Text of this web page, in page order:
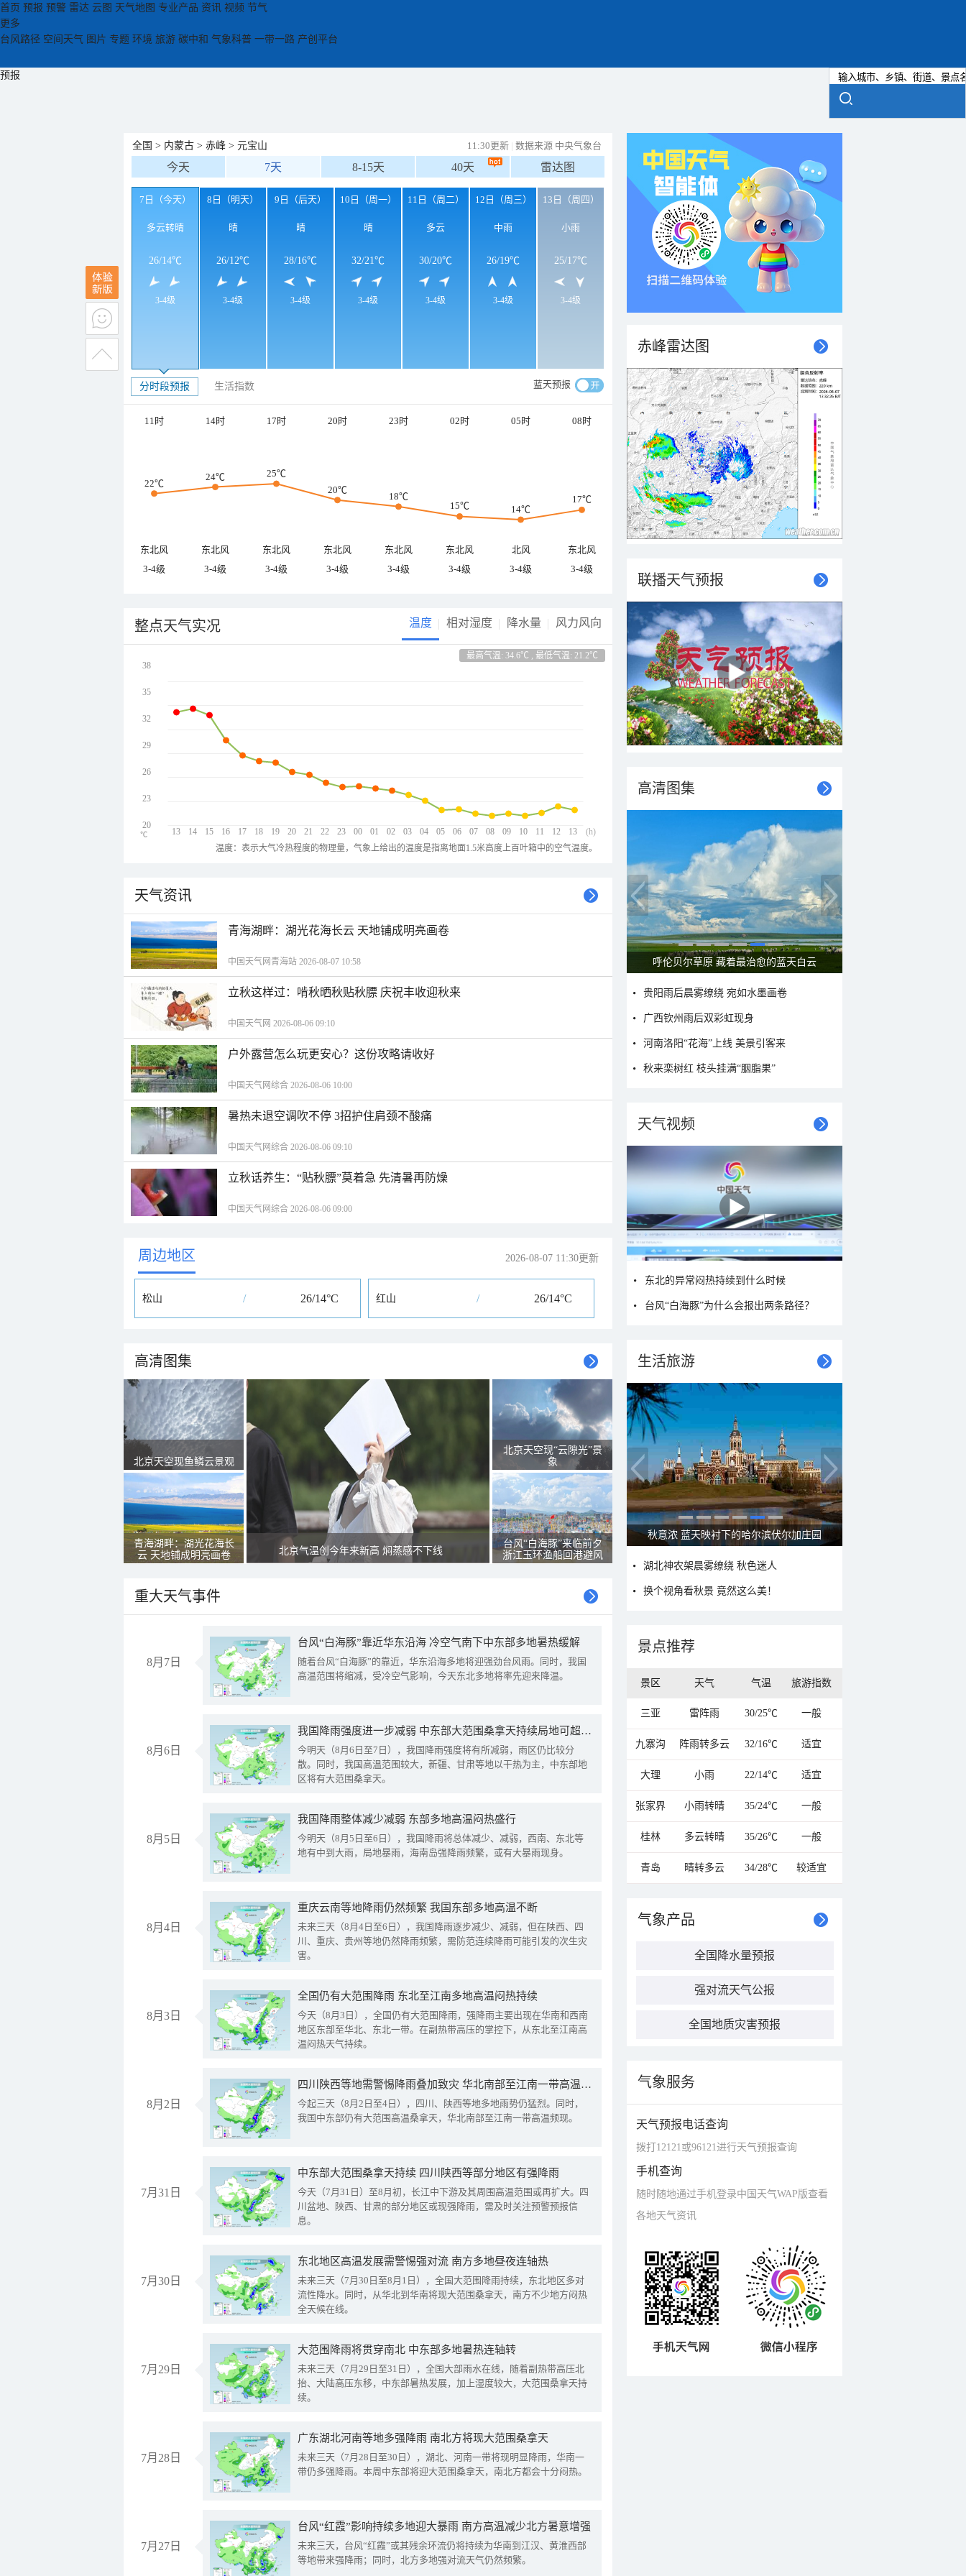
首页 预报 预警 雷达 云图 天气地图 专业产品 资讯 视频 节气
更多
台风路径 空间天气 图片 专题 环境 旅游 碳中和 气象科普 一带一路 产创平台
预报
全国 > 内蒙古 > 赤峰 > 元宝山 11:30更新 | 数据来源 中央气象台
今天 7天 8-15天 40天 雷达图
7日（今天）
多云转晴
26/14℃
3-4级
8日（明天）
晴
26/12℃
3-4级
9日（后天）
晴
28/16℃
3-4级
10日（周一）
晴
32/21℃
3-4级
11日（周二）
多云
30/20℃
3-4级
12日（周三）
中雨
26/19℃
3-4级
13日（周四）
小雨
25/17℃
3-4级
分时段预报 生活指数 蓝天预报
11时 14时 17时 20时 23时 02时 05时 08时
22℃
24℃
25℃
20℃
18℃
15℃
14℃
17℃
东北风 东北风 东北风 东北风 东北风 东北风 北风
东北风
3-4级
3-4级 3-4级 3-4级 3-4级 3-4级 3-4级 3-4级
整点天气实况 温度 相对湿度 降水量 风力风向
最高气温: 34.6℃ , 最低气温: 21.2℃
13 14 15 16 17 18 19 20 21 22 23 00 01 02 03 04 05 06 07 08 09 10 11 12 13
38
35
32
29
26
23
20
(h)
℃
温度：表示大气冷热程度的物理量，气象上给出的温度是指离地面1.5米高度上百叶箱中的空气温度。
天气资讯
青海湖畔：湖光花海长云 天地铺成明亮画卷
中国天气网青海站 2026-08-07 10:58
立秋这样过：啃秋晒秋贴秋膘 庆祝丰收迎秋来
中国天气网 2026-08-06 09:10
户外露营怎么玩更安心？这份攻略请收好
中国天气网综合 2026-08-06 10:00
暑热未退空调吹不停 3招护住肩颈不酸痛
中国天气网综合 2026-08-06 09:10
立秋话养生：“贴秋膘”莫着急 先清暑再防燥
中国天气网综合 2026-08-06 09:00
周边地区 2026-08-07 11:30更新
松山 / 26/14°C 红山 / 26/14°C
高清图集
北京天空现鱼鳞云景观
青海湖畔：湖光花海长
云 天地铺成明亮画卷
北京气温创今年来新高 焖蒸感不下线
北京天空现“云隙光”景
象
台风“白海豚”来临前夕
浙江玉环渔船回港避风
重大天气事件
8月7日
台风“白海豚”靠近华东沿海 冷空气南下中东部多地暑热缓解
随着台风“白海豚”的靠近，华东沿海多地将迎强劲台风雨。同时，我国
高温范围将缩减，受冷空气影响，今天东北多地将率先迎来降温。
8月6日
我国降雨强度进一步减弱 中东部大范围桑拿天持续局地可超38℃
今明天（8月6日至7日），我国降雨强度将有所减弱，雨区仍比较分
散。同时，我国高温范围较大，新疆、甘肃等地以干热为主，中东部地
区将有大范围桑拿天。
8月5日
我国降雨整体减少减弱 东部多地高温闷热盛行
今明天（8月5日至6日），我国降雨将总体减少、减弱，西南、东北等
地有中到大雨，局地暴雨，海南岛强降雨频繁，或有大暴雨现身。
8月4日
重庆云南等地降雨仍然频繁 我国东部多地高温不断
未来三天（8月4日至6日），我国降雨逐步减少、减弱，但在陕西、四
川、重庆、贵州等地仍然降雨频繁，需防范连续降雨可能引发的次生灾
害。
8月3日
全国仍有大范围降雨 东北至江南多地高温闷热持续
今天（8月3日），全国仍有大范围降雨，强降雨主要出现在华南和西南
地区东部至华北、东北一带。在副热带高压的掌控下，从东北至江南高
温闷热天气持续。
8月2日
四川陕西等地需警惕降雨叠加致灾 华北南部至江南一带高温频现
今起三天（8月2日至4日），四川、陕西等地多地雨势仍猛烈。同时，
我国中东部仍有大范围高温桑拿天，华北南部至江南一带高温频现。
7月31日
中东部大范围桑拿天持续 四川陕西等部分地区有强降雨
今天（7月31日）至8月初，长江中下游及其周围高温范围或再扩大。四
川盆地、陕西、甘肃的部分地区或现强降雨，需及时关注预警预报信
息。
7月30日
东北地区高温发展需警惕强对流 南方多地昼夜连轴热
未来三天（7月30日至8月1日），全国大范围降雨持续，东北地区多对
流性降水。同时，从华北到华南将现大范围桑拿天，南方不少地方闷热
全天候在线。
7月29日
大范围降雨将贯穿南北 中东部多地暑热连轴转
未来三天（7月29日至31日），全国大部雨水在线，随着副热带高压北
抬、大陆高压东移，中东部暑热发展，加上湿度较大，大范围桑拿天持
续。
7月28日
广东湖北河南等地多强降雨 南北方将现大范围桑拿天
未来三天（7月28日至30日），湖北、河南一带将现明显降雨，华南一
带仍多强降雨。本周中东部将迎大范围桑拿天，南北方都会十分闷热。
7月27日
台风“红霞”影响持续多地迎大暴雨 南方高温减少北方暑意增强
未来三天，台风“红霞”或其残余环流仍将持续为华南到江汉、黄淮西部
等地带来强降雨；同时，北方多地强对流天气仍然频繁。
赤峰雷达图
联播天气预报
高清图集
一组图感受水中消暑快乐瞬间
贵阳雨后晨雾缭绕 宛如水墨画卷
广西钦州雨后双彩虹现身
河南洛阳“花海”上线 美景引客来
秋来栾树红 枝头挂满“胭脂果”
天气视频
东北的异常闷热持续到什么时候
台风“白海豚”为什么会报出两条路径？
生活旅游
大美新疆—帕米尔高原好风光
湖北神农架晨雾缭绕 秋色迷人
换个视角看秋景 竟然这么美！
景点推荐
景区 天气 气温 旅游指数
三亚 雷阵雨 30/25℃ 一般
九寨沟 阵雨转多云 32/16℃ 适宜
大理 小雨 22/14℃ 适宜
张家界 小雨转晴 35/24℃ 一般
桂林 多云转晴 35/26℃ 一般
青岛 晴转多云 34/28℃ 较适宜
气象产品
全国降水量预报
强对流天气公报
全国地质灾害预报
气象服务
天气预报电话查询
拨打12121或96121进行天气预报查询
手机查询
随时随地通过手机登录中国天气WAP版查看
各地天气资讯